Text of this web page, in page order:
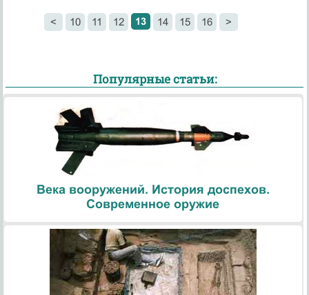
< 10 11 12 13 14 15 16 >
Популярные статьи:
Века вооружений. История доспехов.
Современное оружие